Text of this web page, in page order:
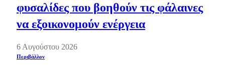
φυσαλίδες που βοηθούν τις φάλαινες
να εξοικονομούν ενέργεια
6 Αυγούστου 2026
Περιβάλλον